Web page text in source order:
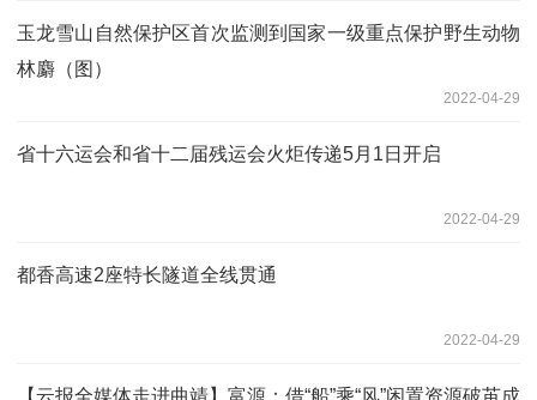
玉龙雪山自然保护区首次监测到国家一级重点保护野生动物
林麝（图）
2022-04-29
省十六运会和省十二届残运会火炬传递5月1日开启
2022-04-29
都香高速2座特长隧道全线贯通
2022-04-29
【云报全媒体走进曲靖】富源：借“船”乘“风”闲置资源破茧成